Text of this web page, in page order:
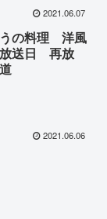
2021.06.07
の料理 洋風
送日 再放
2021.06.06